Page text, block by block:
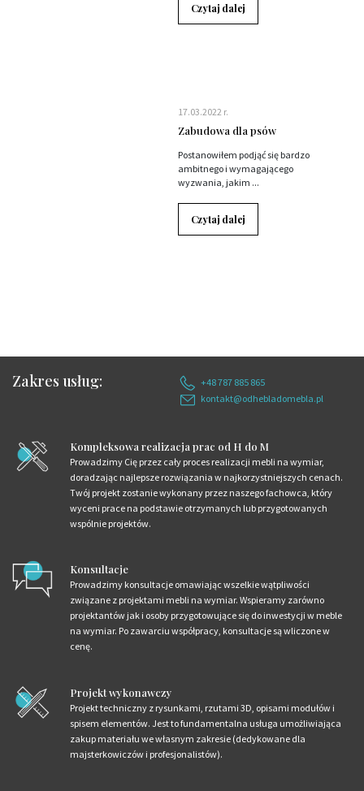
Czytaj dalej
17.03.2022 r.
Zabudowa dla psów
Postanowiłem podjąć się bardzo
ambitnego i wymagającego
wyzwania, jakim ...
Czytaj dalej
Zakres usług:
+48 787 885 865
kontakt@odhebladomebla.pl
Kompleksowa realizacja prac od H do M
Prowadzimy Cię przez cały proces realizacji mebli na wymiar,
doradzając najlepsze rozwiązania w najkorzystniejszych cenach.
Twój projekt zostanie wykonany przez naszego fachowca, który
wyceni prace na podstawie otrzymanych lub przygotowanych
wspólnie projektów.
Konsultacje
Prowadzimy konsultacje omawiając wszelkie wątpliwości
związane z projektami mebli na wymiar. Wspieramy zarówno
projektantów jak i osoby przygotowujące się do inwestycji w meble
na wymiar. Po zawarciu współpracy, konsultacje są wliczone w
cenę.
Projekt wykonawczy
Projekt techniczny z rysunkami, rzutami 3D, opisami modułów i
spisem elementów. Jest to fundamentalna usługa umożliwiająca
zakup materiału we własnym zakresie (dedykowane dla
majsterkowiczów i profesjonalistów).